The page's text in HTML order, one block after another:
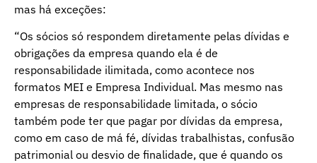
mas há exceções:
“Os sócios só respondem diretamente pelas dívidas e
obrigações da empresa quando ela é de
responsabilidade ilimitada, como acontece nos
formatos MEI e Empresa Individual. Mas mesmo nas
empresas de responsabilidade limitada, o sócio
também pode ter que pagar por dívidas da empresa,
como em caso de má fé, dívidas trabalhistas, confusão
patrimonial ou desvio de finalidade, que é quando os